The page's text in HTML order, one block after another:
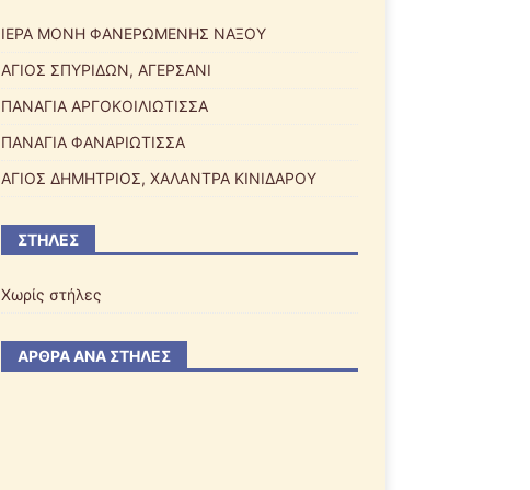
ΙΕΡΑ ΜΟΝΗ ΦΑΝΕΡΩΜΕΝΗΣ ΝΑΞΟΥ
ΑΓΙΟΣ ΣΠΥΡΙΔΩΝ, ΑΓΕΡΣΑΝΙ
ΠΑΝΑΓΙΑ ΑΡΓΟΚΟΙΛΙΩΤΙΣΣΑ
ΠΑΝΑΓΙΑ ΦΑΝΑΡΙΩΤΙΣΣΑ
ΑΓΙΟΣ ΔΗΜΗΤΡΙΟΣ, ΧΑΛΑΝΤΡΑ ΚΙΝΙΔΑΡΟΥ
ΣΤΉΛΕΣ
Χωρίς στήλες
ΆΡΘΡΑ ΑΝΆ ΣΤΉΛΕΣ